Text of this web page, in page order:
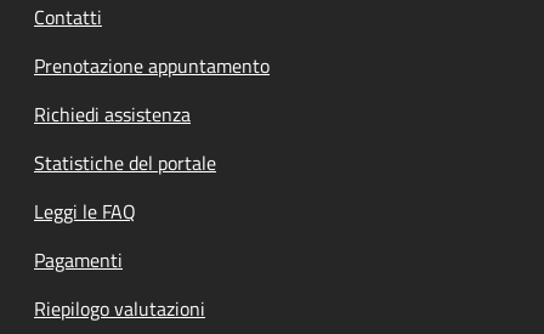
Contatti
Prenotazione appuntamento
Richiedi assistenza
Statistiche del portale
Leggi le FAQ
Pagamenti
Riepilogo valutazioni